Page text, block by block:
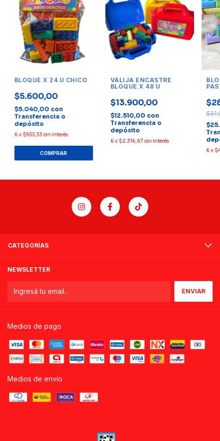
BLOQUE X 24 U CHICO
$5.600,00
$5.040,00 con
Transferencia o
depósito
6x $933,33sin interés
VALIJA ENCASTRE
BLOQUE X 48 U
$13.900,00
$12.510,00 con
Transferencia o
depósito
6 x $2.316,67 sin interés
6 x
CATEGORÍAS
NEWSLETTER
Medios de pago
Medios de envío